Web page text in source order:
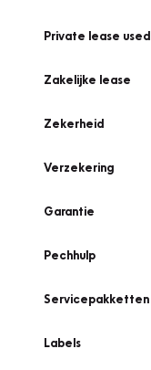
Private lease used
Zakelijke lease
Zekerheid
Verzekering
Garantie
Pechhulp
Servicepakketten
Labels